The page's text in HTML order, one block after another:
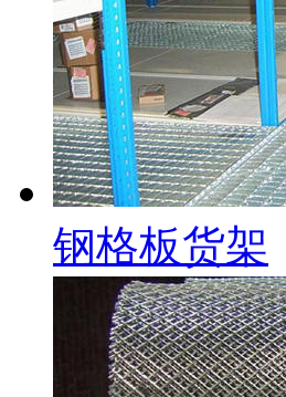
钢格板货架